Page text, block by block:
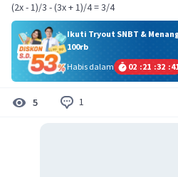
(2x - 1)/3 - (3x + 1)/4 = 3/4
Ikuti Tryout SNBT &
100rb
Habis dalam
02 :21 :32 :
5 1